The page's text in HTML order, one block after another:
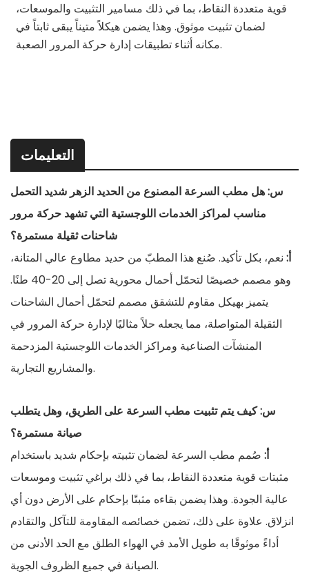
قوية متعددة النقاط، بما في ذلك مسامير التثبيت والموسعات،
لضمان تثبيت موثوق. وهذا يضمن هيكلاً متيناً يبقى ثابتاً في
مكانه أثناء تطبيقات إدارة حركة المرور الصعبة.
التعليمات
س: هل مطب السرعة المصنوع من الحديد الزهر شديد التحمل
مناسب لمراكز الخدمات اللوجستية التي تشهد حركة مرور
شاحنات ثقيلة مستمرة؟
أ: نعم، بكل تأكيد. صُنع هذا المطبّ من حديد مطاوع عالي المتانة،
وهو مصمم خصيصًا لتحمّل أحمال محورية تصل إلى 20-40 طنًا.
يتميز بهيكل مقاوم للتشقق مصمم لتحمّل أحمال الشاحنات
الثقيلة المتواصلة، مما يجعله حلاً مثاليًا لإدارة حركة المرور في
المنشآت الصناعية ومراكز الخدمات اللوجستية المزدحمة
والمشاريع التجارية.
س: كيف يتم تثبيت مطب السرعة على الطريق، وهل يتطلب
صيانة مستمرة؟
أ: صُمم مطب السرعة لضمان تثبيته بإحكام شديد باستخدام
مثبتات قوية متعددة النقاط، بما في ذلك براغي تثبيت وموسعات
عالية الجودة. وهذا يضمن بقاءه مثبتًا بإحكام على الأرض دون أي
انزلاق. علاوة على ذلك، تضمن خصائصه المقاومة للتآكل والتقادم
أداءً موثوقًا به طويل الأمد في الهواء الطلق مع الحد الأدنى من
الصيانة في جميع الظروف الجوية.